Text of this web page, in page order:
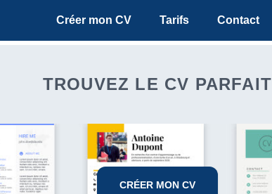
Créer mon CV Tarifs Contact
TROUVEZ LE CV PARFAIT
CRÉER MON CV